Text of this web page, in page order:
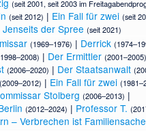
(seit 2001, seit 2003 im
(seit 2012) | Ein Fall für zwei (seit
Jenseits der Spree (seit 2021)
(1969–1976) | Derrick
| Der Ermittler
(2006–2020) | Der Staatsanwalt
(2009–2012) | Ein Fall für zwei
Stolberg (2006–2013) |
(2012–2024) | Professor T.
– Verbrechen ist Familiensache